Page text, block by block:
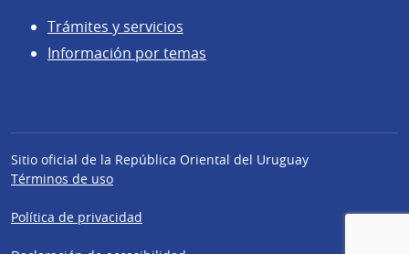
Trámites y servicios
Información por temas
Sitio oficial de la República Oriental del Uruguay
Términos de uso
Política de privacidad